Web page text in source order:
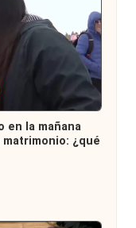
en la mañana
¿qué